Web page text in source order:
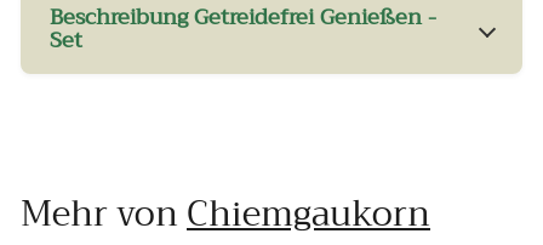
Beschreibung Getreidefrei Genießen -
Set
Mehr vonChiemgaukorn